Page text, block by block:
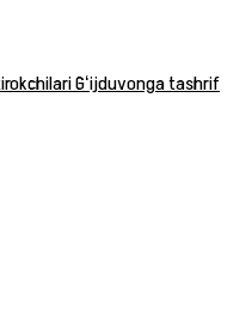
Gʻijduvonga tashrif